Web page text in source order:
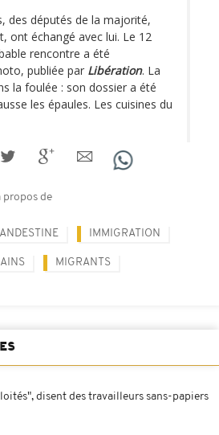
des députés de la majorité,
ont échangé avec lui. Le 12
rencontre a été
publiée par Libération. La
la foulée : son dossier a été
les épaules. Les cuisines du
de
IMMIGRATION
MIGRANTS
disent des travailleurs sans-papiers